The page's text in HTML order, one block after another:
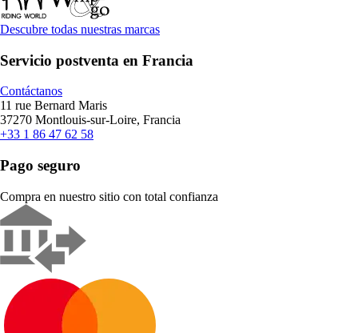
Descubre todas nuestras marcas
Servicio postventa en Francia
Contáctanos
11 rue Bernard Maris
37270 Montlouis-sur-Loire, Francia
+33 1 86 47 62 58
Pago seguro
Compra en nuestro sitio con total confianza